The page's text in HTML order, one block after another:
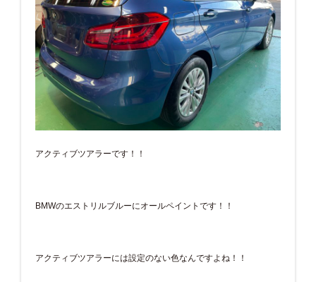
アクティブツアラーです！！
BMWのエストリルブルーにオールペイントです！！
アクティブツアラーには設定のない色なんですよね！！